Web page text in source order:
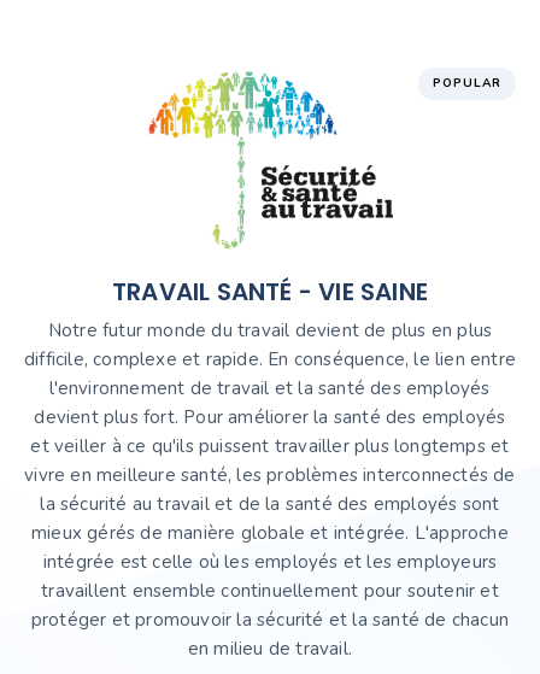
POPULAR
TRAVAIL SANTÉ - VIE SAINE
Notre futur monde du travail devient de plus en plus
difficile, complexe et rapide. En conséquence, le lien entre
l'environnement de travail et la santé des employés
devient plus fort. Pour améliorer la santé des employés
et veiller à ce qu'ils puissent travailler plus longtemps et
vivre en meilleure santé, les problèmes interconnectés de
la sécurité au travail et de la santé des employés sont
mieux gérés de manière globale et intégrée. L'approche
intégrée est celle où les employés et les employeurs
travaillent ensemble continuellement pour soutenir et
protéger et promouvoir la sécurité et la santé de chacun
en milieu de travail.